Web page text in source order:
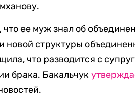
ее муж знал об
новой структуры
что разводится с
брака. Бакальчук